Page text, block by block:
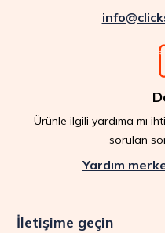
Ürünle ilgili yardıma mı
sorulan
Yardım
İletişime geçin